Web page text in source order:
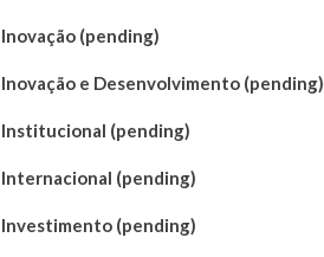
Inovação (pending)
Inovação e Desenvolvimento (pending)
Institucional (pending)
Internacional (pending)
Investimento (pending)